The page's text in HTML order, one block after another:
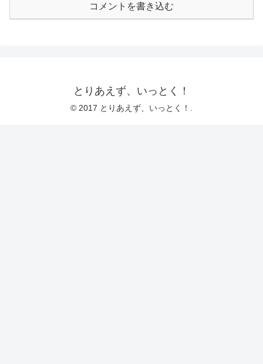
コメントを書き込む
とりあえず、いっとく！
© 2017 とりあえず、いっとく！.